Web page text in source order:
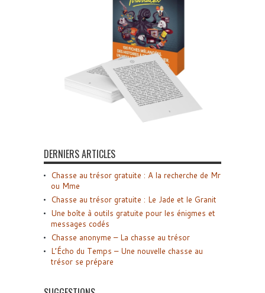
DERNIERS ARTICLES
Chasse au trésor gratuite : A la recherche de Mr
ou Mme
Chasse au trésor gratuite : Le Jade et le Granit
Une boîte à outils gratuite pour les énigmes et
messages codés
Chasse anonyme – La chasse au trésor
L’Écho du Temps – Une nouvelle chasse au
trésor se prépare